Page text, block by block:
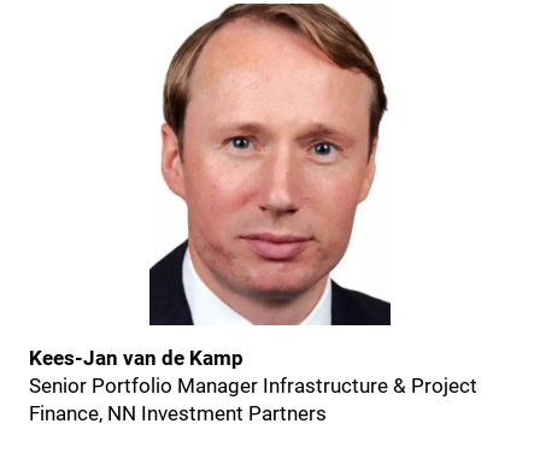
Kees-Jan van de Kamp
Senior Portfolio Manager Infrastructure & Project
Finance, NN Investment Partners